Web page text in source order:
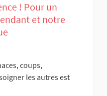
! Pour un
et notre
coups,
les autres est